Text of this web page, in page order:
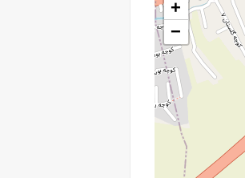
+
−